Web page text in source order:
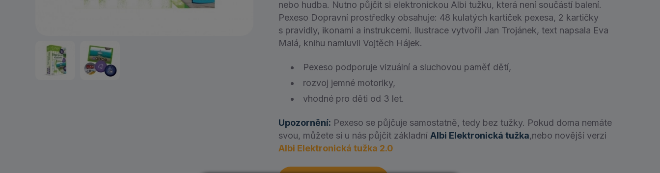
nebo hudba. Nutno půjčit si elektronickou Albi tužku, která není součástí balení.
Pexeso Dopravní prostředky obsahuje: 48 kulatých kartiček pexesa, 2 kartičky
s pravidly, ikonami a instrukcemi. Ilustrace vytvořil Jan Trojánek, text napsala Eva
Malá, knihu namluvil Vojtěch Hájek.
Pexeso podporuje vizuální a sluchovou paměť dětí,
rozvoj jemné motoriky,
vhodné pro děti od 3 let.
Upozornění: Pexeso se půjčuje samostatně, tedy bez tužky. Pokud doma nemáte
svou, můžete si u nás půjčit základní Albi Elektronická tužka,nebo novější verzi
Albi Elektronická tužka 2.0